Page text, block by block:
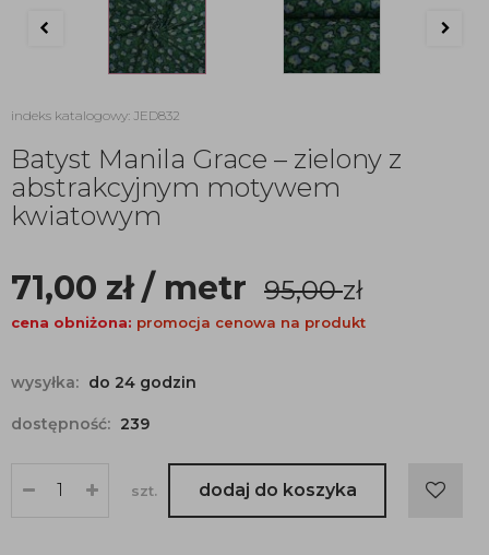
indeks katalogowy: JED832
Batyst Manila Grace – zielony z
abstrakcyjnym motywem
kwiatowym
71,00 zł/ metr 95,00zł
cena obniżona: promocja cenowa na produkt
wysyłka: do 24 godzin
dostępność: 239
szt. dodaj do koszyka